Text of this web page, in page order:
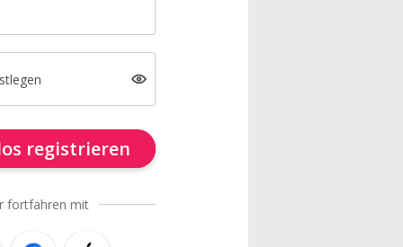
registrieren
fortfahren mit